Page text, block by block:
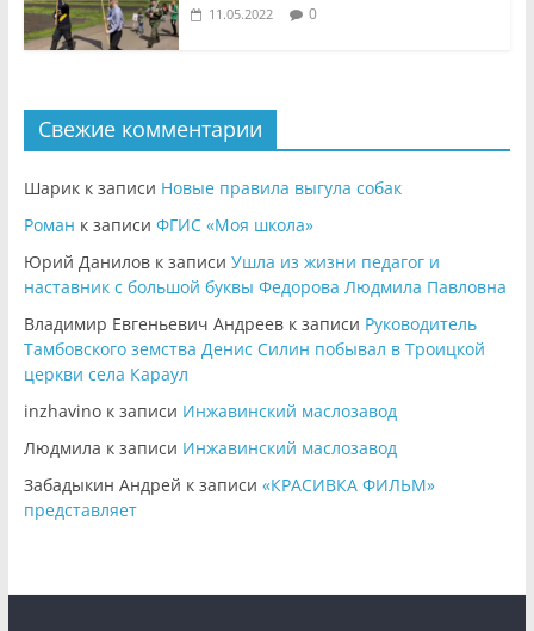
11.05.2022 0
Свежие комментарии
Шарикк записи Новые правила выгула собак
Роман к записи ФГИС «Моя школа»
Юрий Даниловк записи Ушла из жизни педагог и
наставник с большой буквы Федорова Людмила Павловна
Владимир Евгеньевич Андреевк записи Руководитель
Тамбовского земства Денис Силин побывал в Троицкой
церкви села Караул
inzhavinoк записи Инжавинский маслозавод
Людмила к записи Инжавинский маслозавод
Забадыкин Андрей к записи «КРАСИВКА ФИЛЬМ»
представляет